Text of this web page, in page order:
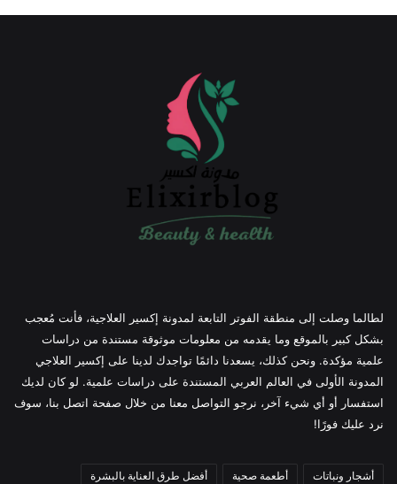
لطالما وصلت إلى منطقة الفوتر التابعة لمدونة إكسير العلاجية، فأنت مُعجب
بشكل كبير بالموقع وما يقدمه من معلومات موثوقة مستندة من دراسات
علمية مؤكدة. ونحن كذلك، يسعدنا دائمًا تواجدك لدينا على إكسير العلاجي
المدونة الأولى في العالم العربي المستندة على دراسات علمية. لو كان لديك
استفسار أو أي شيء آخر، نرجو التواصل معنا من خلال صفحة اتصل بنا، سوف
نرد عليك فورًا!
أشجار ونباتات أطعمة صحية أفضل طرق العناية بالبشرة